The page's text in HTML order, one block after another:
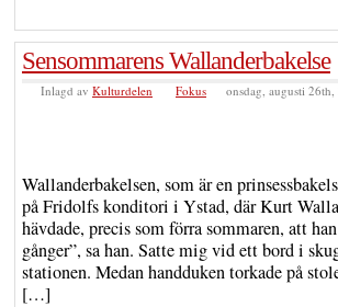
Sensommarens Wallanderbakelse
Inlagd av Kulturdelen Fokus onsdag, augusti
Wallanderbakelsen, som är en
på Fridolfs konditori i Ystad, där Kurt
hävdade, precis som förra sommaren, att
gånger”, sa han. Satte mig vid ett bord i
stationen. Medan handduken torkade på
[…]